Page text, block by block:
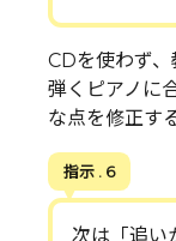
CDを使わず
弾くピアノに
な点を修正す
指示 . 6
次は「追い